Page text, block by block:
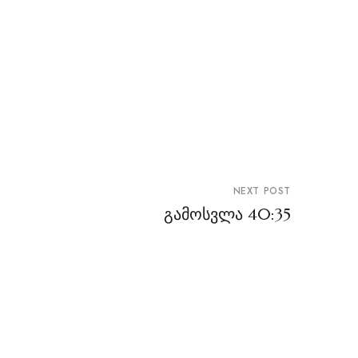
NEXT POST
გამოსვლა 40:35